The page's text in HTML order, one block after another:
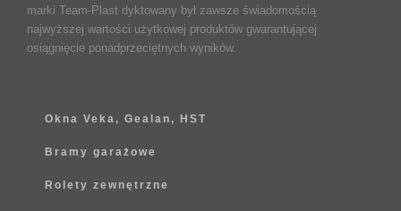
marki Team-Plast dyktowany był zawsze świadomością
najwyższej wartości użytkowej produktów gwarantującej
osiągnięcie ponadprzeciętnych wyników.
Okna Veka, Gealan, HST
Bramy garażowe
Rolety zewnętrzne